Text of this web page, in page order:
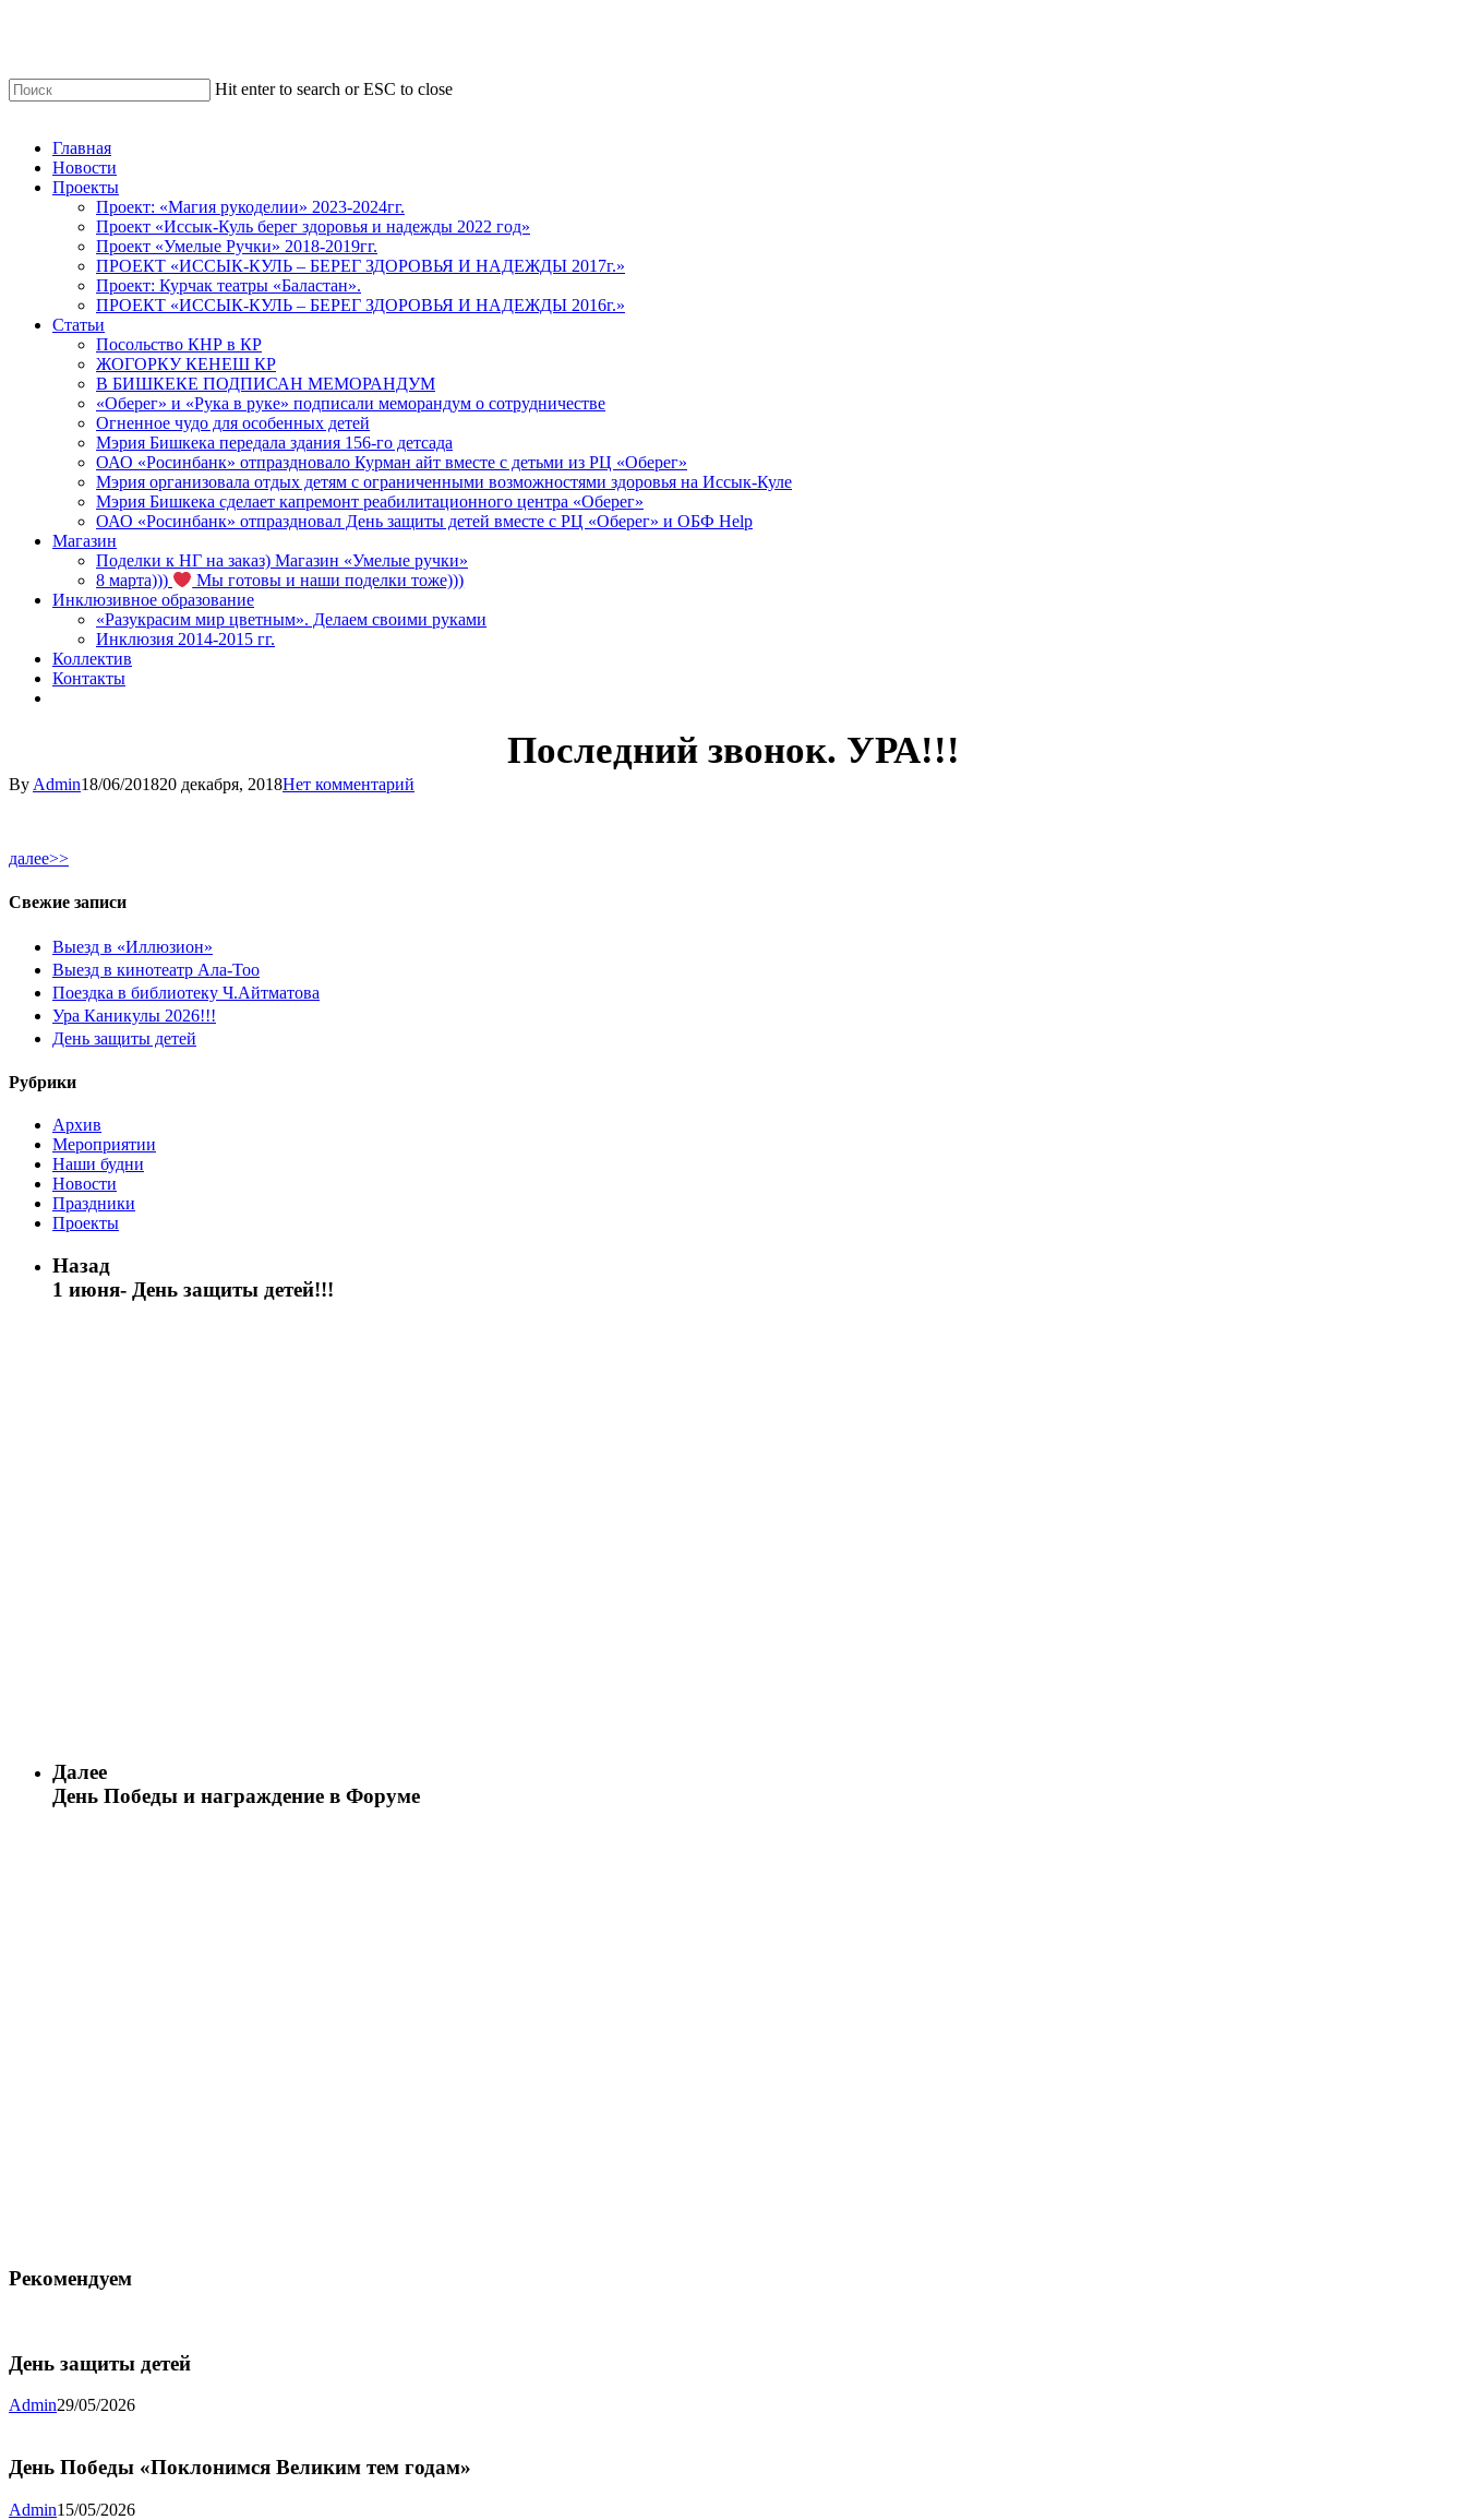
content
Hit enter to search or ESC to close
Menu
Главная
Новости
Проекты
Проект: «Магия рукоделии» 2023-2024гг.
Проект «Иссык-Куль берег здоровья и надежды 2022 год»
Проект «Умелые Ручки» 2018-2019гг.
ПРОЕКТ «ИССЫК-КУЛЬ – БЕРЕГ ЗДОРОВЬЯ И НАДЕЖДЫ 2017г.»
Проект: Курчак театры «Баластан».
ПРОЕКТ «ИССЫК-КУЛЬ – БЕРЕГ ЗДОРОВЬЯ И НАДЕЖДЫ 2016г.»
Статьи
Посольство КНР в КР
ЖОГОРКУ КЕНЕШ КР
В БИШКЕКЕ ПОДПИСАН МЕМОРАНДУМ
«Оберег» и «Рука в руке» подписали меморандум о сотрудничестве
Огненное чудо для особенных детей
Мэрия Бишкека передала здания 156-го детсада
ОАО «Росинбанк» отпраздновало Курман айт вместе с детьми из РЦ «Оберег»
Мэрия организовала отдых детям с ограниченными возможностями здоровья на Иссык-Куле
Мэрия Бишкека сделает капремонт реабилитационного центра «Оберег»
ОАО «Росинбанк» отпраздновал День защиты детей вместе с РЦ «Оберег» и ОБФ Help
Магазин
Поделки к НГ на заказ) Магазин «Умелые ручки»
8 марта)))
Мы готовы и наши поделки тоже)))
Инклюзивное образование
«Разукрасим мир цветным». Делаем своими руками
Инклюзия 2014-2015 гг.
Коллектив
Контакты
Последний звонок. УРА!!!
ByAdmin18/06/201820 декабря, 2018Нет комментарий
далее>>
Свежие записи
Выезд в «Иллюзион»
Выезд в кинотеатр Ала-Тоо
Поездка в библиотеку Ч.Айтматова
Ура Каникулы 2026!!!
День защиты детей
Рубрики
Архив
Мероприятии
Наши будни
Новости
Праздники
Проекты
Назад
1 июня- День защиты детей!!!
Далее
День Победы и награждение в Форуме
Рекомендуем
День защиты детей
Admin29/05/2026
День Победы «Поклонимся Великим тем годам»
Admin15/05/2026